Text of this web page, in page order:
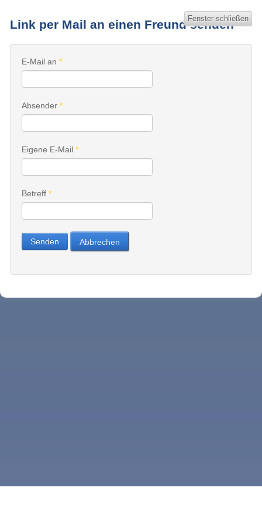
Link per Mail an einen Freund senden
Fenster schließen
E-Mail an *
Absender *
Eigene E-Mail *
Betreff *
Senden Abbrechen